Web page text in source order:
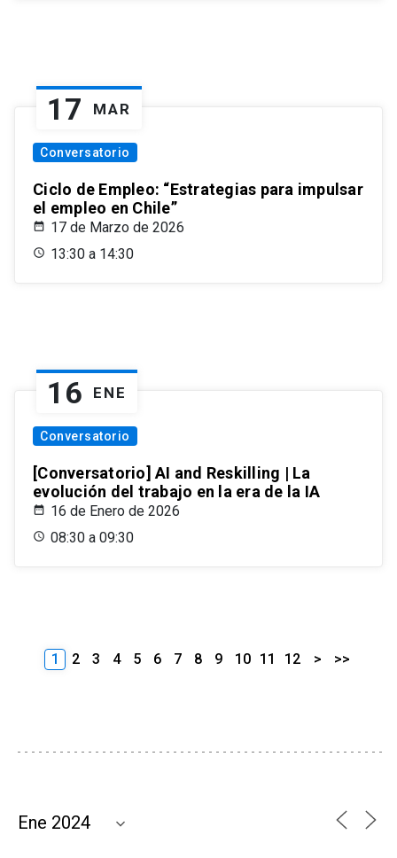
17 MAR
Conversatorio
Ciclo de Empleo: “Estrategias para impulsar
el empleo en Chile”
17 de Marzo de 2026
13:30 a 14:30
16 ENE
Conversatorio
[Conversatorio] AI and Reskilling | La
evolución del trabajo en la era de la IA
16 de Enero de 2026
08:30 a 09:30
1 2 3 4 5 6 7 8 9 10 11 12 > >>